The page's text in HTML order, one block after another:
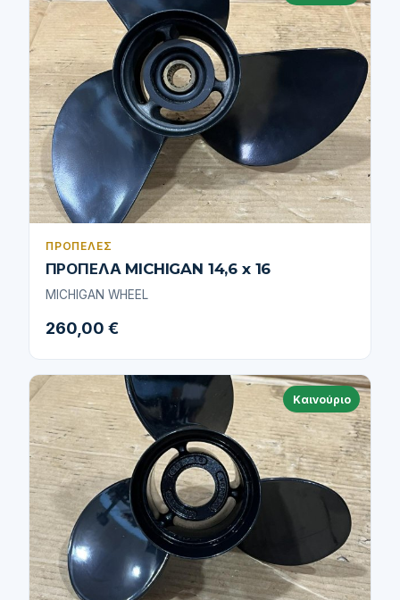
ΠΡΟΠΈΛΕΣ
ΠΡΟΠΕΛΑ MICHIGAN 14,6 x 16
MICHIGAN WHEEL
260,00 €
Καινούριο